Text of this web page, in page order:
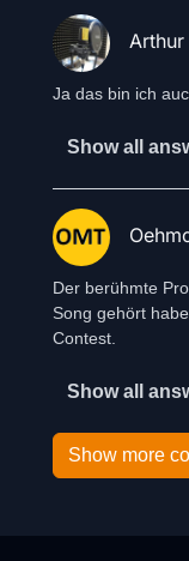
Arthur
Ja das bin ich
Show all
Der berühmte
Song gehört
Show all
Show more